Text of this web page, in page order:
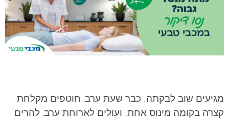
מגיעים שוב לבקתה, כבר שעת ערב. חוטפים מקלחת
קצרה בקומה מינוס אחת, ועולים לארוחת ערב. להרים